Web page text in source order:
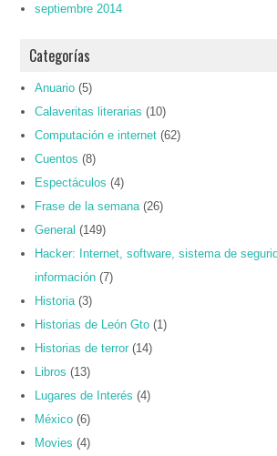
septiembre 2014
Categorías
Anuario (5)
Calaveritas literarias (10)
Computación e internet (62)
Cuentos (8)
Espectáculos (4)
Frase de la semana (26)
General (149)
Hacker: Internet, software, sistema de
información (7)
Historia (3)
Historias de León Gto (1)
Historias de terror (14)
Libros (13)
Lugares de Interés (4)
México (6)
Movies (4)